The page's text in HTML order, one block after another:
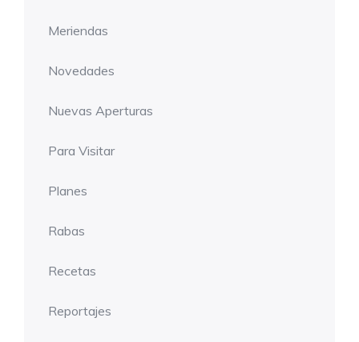
Meriendas
Novedades
Nuevas Aperturas
Para Visitar
Planes
Rabas
Recetas
Reportajes